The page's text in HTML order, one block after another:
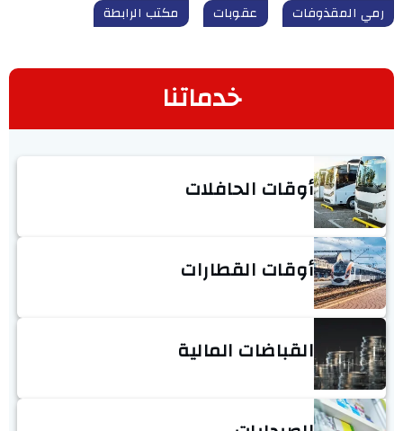
رمي المقذوفات
عقوبات مكتب الرابطة
خدماتنا
أوقات الحافلات
أوقات القطارات
القباضات المالية